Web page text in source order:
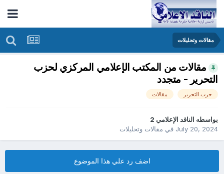
مقالات وتحليلات
مقالات من المكتب الإعلامي المركزي لحزب
التحرير - متجدد
حزب التحرير مقالات
بواسطهالناقد الإعلامي 2
July 20, 2024في مقالات وتحليلات
اضف رد علي هذا الموضوع